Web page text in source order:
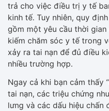
trả cho việc điều trị y tế
kinh tế. Tuy nhiên, quy
gồm một yêu cầu thời
kiếm chăm sóc y tế trong
xảy ra tai nạn để đủ điều
nhiều trường hợp.
Ngay cả khi bạn cảm thấy
tai nạn, các triệu chứng
lưng và các dấu hiệu chấn